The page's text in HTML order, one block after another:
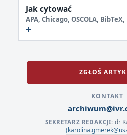
Jak cytować
APA, Chicago, OSCOLA, BibTeX,
ZGŁOŚ
KONTAKT
SEKRETARZ REDAKCJI: dr